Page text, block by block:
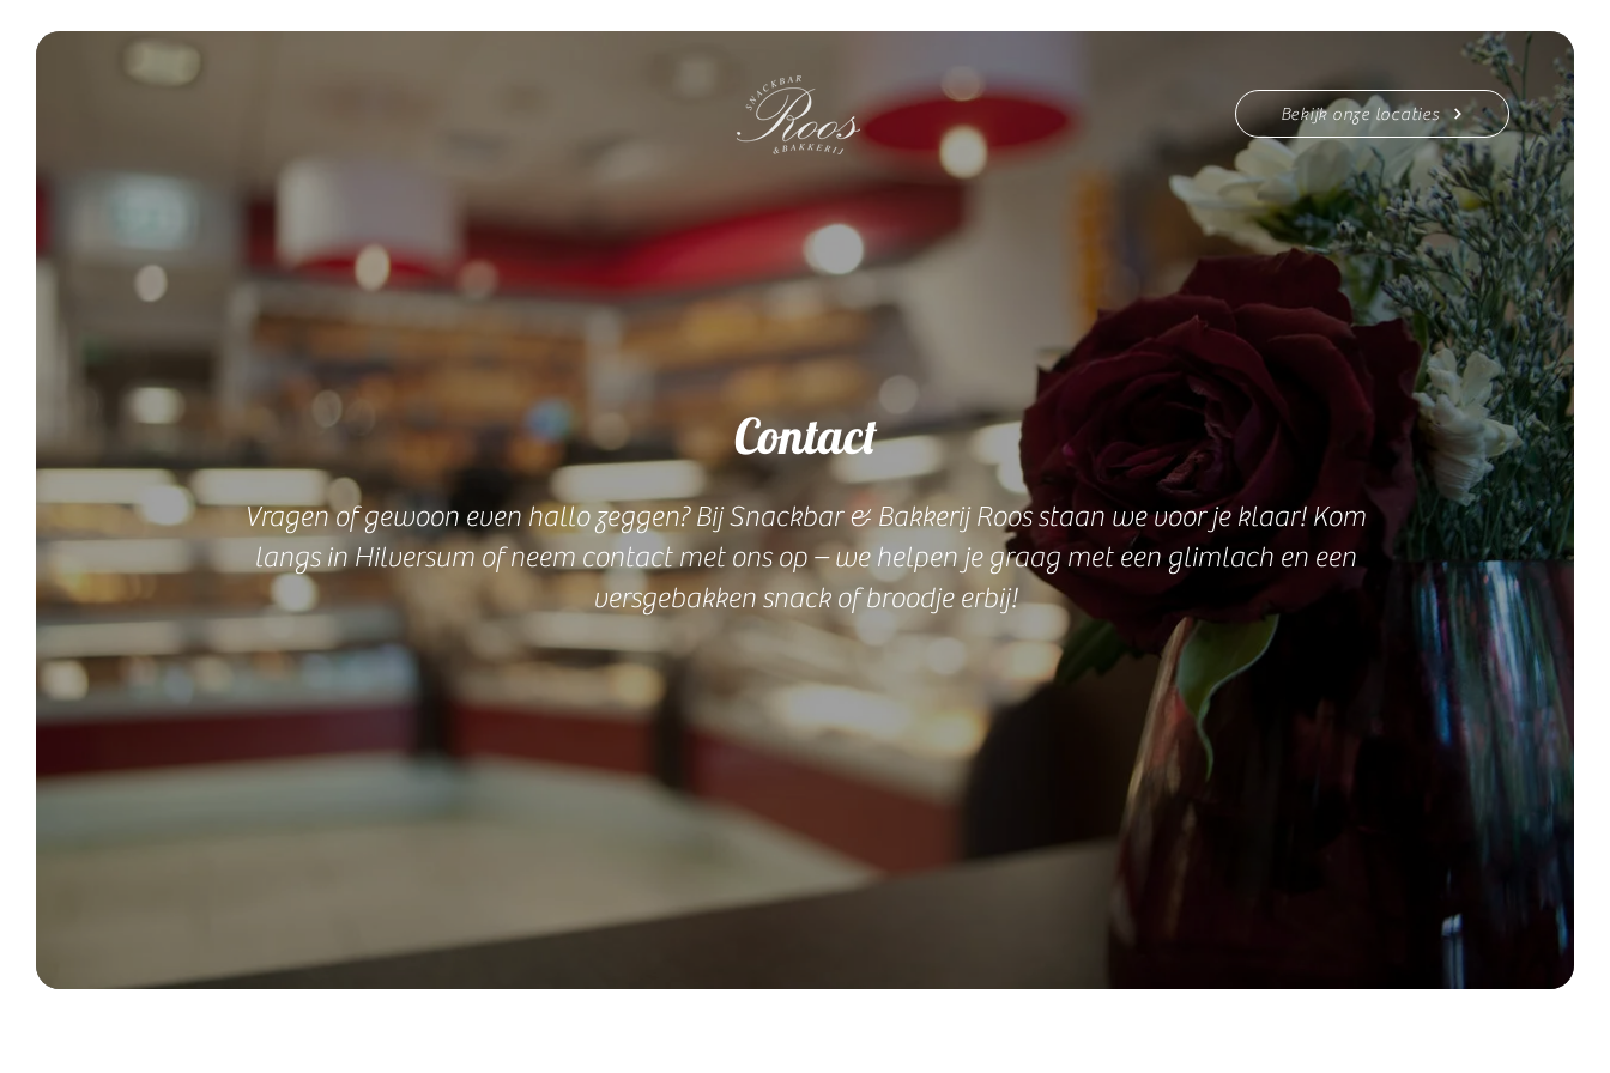
Bekijk onze locaties
Contact
Vragen of gewoon even hallo zeggen? Bij Snackbar & Bakkerij Roos staan we voor je klaar! Kom
langs in Hilversum of neem contact met ons op – we helpen je graag met een glimlach en een
versgebakken snack of broodje erbij!